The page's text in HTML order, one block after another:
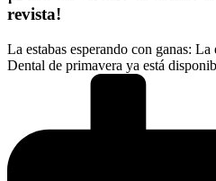
revista!
La estabas esperando con ganas:
Dental de primavera ya está